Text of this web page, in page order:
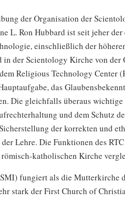
der Organisation der
L. Ron Hubbard ist seit jeher der
einschließlich der
der Scientology Kirche von der
Religious Technology Center
das
Die gleichfalls überaus
und dem Schutz
der korrekten und
Lehre. Die Funktionen des
katholischen Kirche
fungiert als die Mutterkirche
stark der First Church of